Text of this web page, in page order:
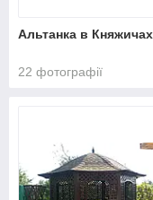
Альтанка в Княжичах
22 фотографії